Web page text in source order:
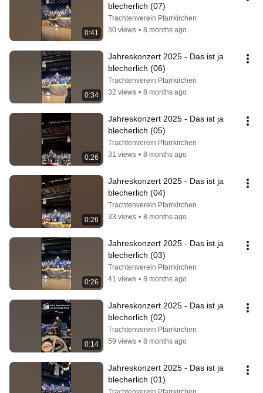
0:41
blecherlich (07)
Trachtenverein Pfarrkirchen
30 views • 8 months ago
0:34
Jahreskonzert 2025 - Das ist ja
blecherlich (06)
Trachtenverein Pfarrkirchen
32 views • 8 months ago
0:26
Jahreskonzert 2025 - Das ist ja
blecherlich (05)
Trachtenverein Pfarrkirchen
31 views • 8 months ago
0:26
Jahreskonzert 2025 - Das ist ja
blecherlich (04)
Trachtenverein Pfarrkirchen
33 views • 8 months ago
0:26
Jahreskonzert 2025 - Das ist ja
blecherlich (03)
Trachtenverein Pfarrkirchen
41 views • 8 months ago
0:14
Jahreskonzert 2025 - Das ist ja
blecherlich (02)
Trachtenverein Pfarrkirchen
59 views • 8 months ago
Jahreskonzert 2025 - Das ist ja
blecherlich (01)